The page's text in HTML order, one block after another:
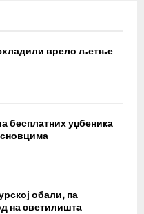
врело љетње
бесплатних уџбеника
обали, па
на светилишта